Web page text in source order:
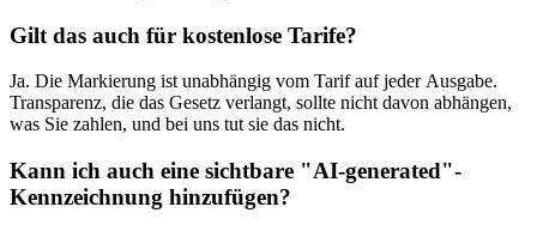
Gilt das auch für kostenlose Tarife?
Ja. Die Markierung ist unabhängig vom Tarif auf jeder Ausgabe.
Transparenz, die das Gesetz verlangt, sollte nicht davon abhängen,
was Sie zahlen, und bei uns tut sie das nicht.
Kann ich auch eine sichtbare "AI-generated"-
Kennzeichnung hinzufügen?